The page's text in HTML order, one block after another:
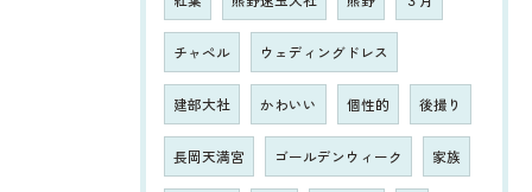
チャペル ウェディングドレス
建部大社 かわいい 個性的 後撮り
長岡天満宮 ゴールデンウィーク 家族